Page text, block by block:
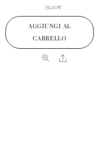
15,00€
AGGIUNGI AL
CARRELLO
Share